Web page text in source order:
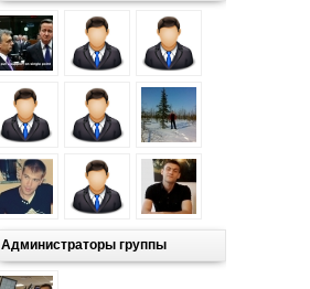
Администраторы группы